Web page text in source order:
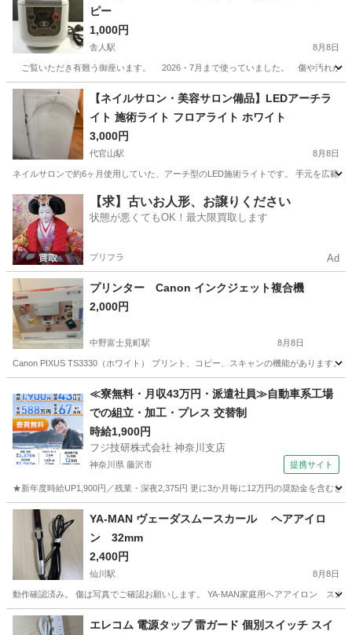
ピー
1,000円
舎人駅 8月8日
ご覧いただき有難う御座います。 2026・7月まで使っていました。 傷や汚れが
足立区 舎人駅 キッチン家電
【ネイルサロン・美容サロン備品】LEDアーチラ
イト 施術ライト フロアライト ホワイト
3,000円
代官山駅 8月8日
ネイルサロンで約6ヶ月使用していた、アーチ型のLED施術ライトです。 手元を広範
東京 渋谷区 代官山駅 美容家電 ライト
【求】古いお人形、お譲りください
状態が悪くてもOK！最大限買取します
プリフラ Ad
プリンター Canon インクジェット複合機
2,000円
中野富士見町駅 8月8日
Canon PIXUS TS3330（ホワイト） プリント、コピー、スキャンの機能があります
中野富士見町駅 生活家電
≪寮無料・月収43万円・派遣社員≫自動車系工場
での組立・加工・プレス 交替制
時給1,900円
フジ技研株式会社 神奈川支店
神奈川県 藤沢市 提携サイト
★新年度時給UP1,900円／残業・深夜2,375円 更に3か月毎に12万円の奨励金を含む
神奈川
YA-MAN ヴェーダスムースカール ヘアアイロ
ン 32mm
2,400円
仙川駅 8月8日
動作確認済み。 傷は写真でご確認お願いします。 YA-MAN家庭用ヘアアイロン スム
調布市 美容家電
エレコム 電源タップ 雷ガード 個別スイッチ スイ